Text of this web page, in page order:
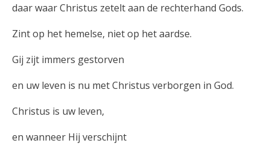
daar waar Christus zetelt aan de rechterhand Gods.
Zint op het hemelse, niet op het aardse.
Gij zijt immers gestorven
en uw leven is nu met Christus verborgen in God.
Christus is uw leven,
en wanneer Hij verschijnt